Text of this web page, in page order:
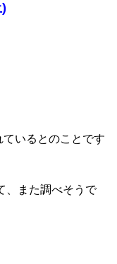
いるとのことです
、また調べそうで